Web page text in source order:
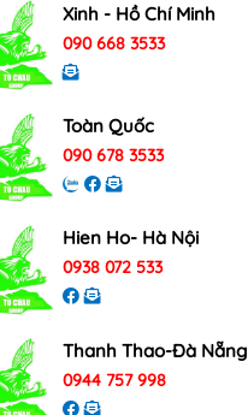
Xinh - Hồ Chí Minh
090 668 3533
Toàn Quốc
090 678 3533
Hien Ho- Hà Nội
0938 072 533
Thanh Thao-Đà Nẵng
0944 757 998